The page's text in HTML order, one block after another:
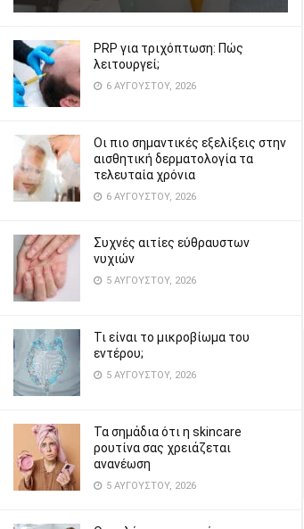
PRP για τριχόπτωση: Πώς
λειτουργεί;
6 ΑΥΓΟΎΣΤΟΥ, 2026
Οι πιο σημαντικές εξελίξεις στην
αισθητική δερματολογία τα
τελευταία χρόνια
6 ΑΥΓΟΎΣΤΟΥ, 2026
Συχνές αιτίες εύθραυστων
νυχιών
5 ΑΥΓΟΎΣΤΟΥ, 2026
Τι είναι το μικροβίωμα του
εντέρου;
5 ΑΥΓΟΎΣΤΟΥ, 2026
Τα σημάδια ότι η skincare
ρουτίνα σας χρειάζεται
ανανέωση
5 ΑΥΓΟΎΣΤΟΥ, 2026